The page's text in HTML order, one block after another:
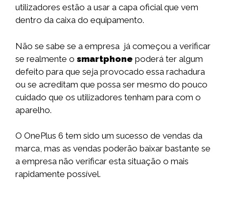
utilizadores estão a usar a capa oficial que vem
dentro da caixa do equipamento.
Não se sabe se a empresa já começou a verificar
se realmente o smartphone poderá ter algum
defeito para que seja provocado essa rachadura
ou se acreditam que possa ser mesmo do pouco
cuidado que os utilizadores tenham para com o
aparelho.
O OnePlus 6 tem sido um sucesso de vendas da
marca, mas as vendas poderão baixar bastante se
a empresa não verificar esta situação o mais
rapidamente possível.